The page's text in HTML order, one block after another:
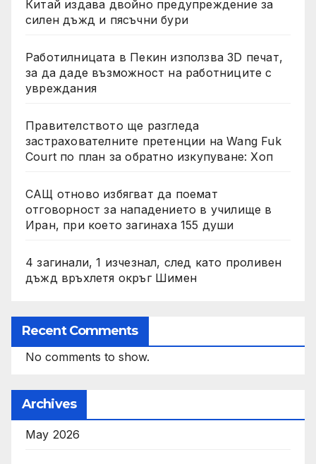
Китай издава двойно предупреждение за
силен дъжд и пясъчни бури
Работилницата в Пекин използва 3D печат,
за да даде възможност на работниците с
увреждания
Правителството ще разгледа
застрахователните претенции на Wang Fuk
Court по план за обратно изкупуване: Хоп
САЩ отново избягват да поемат
отговорност за нападението в училище в
Иран, при което загинаха 155 души
4 загинали, 1 изчезнал, след като проливен
дъжд връхлетя окръг Шимен
Recent Comments
No comments to show.
Archives
May 2026